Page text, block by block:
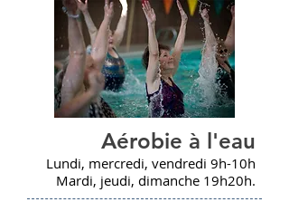
Aérobie à l'eau
Lundi, mercredi, vendredi 9h-10h
Mardi, jeudi, dimanche 19h20h.